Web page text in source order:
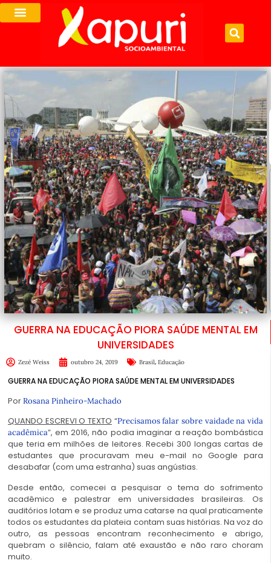
GUERRA NA EDUCAÇÃO PIORA SAÚDE MENTAL EM
UNIVERSIDADES
Zezé Weiss outubro 24, 2019 Brasil, Educação
GUERRA NA EDUCAÇÃO PIORA SAÚDE MENTAL EM UNIVERSIDADES
PorRosana Pinheiro-Machado
QUANDO ESCREVI O TEXTO “Precisamos falar sobre vaidade na vida
acadêmica”, em 2016, não podia imaginar a reação bombástica
que teria em milhões de leitores. Recebi 300 longas cartas de
estudantes que procuravam meu e-mail no Google para
desabafar (com uma estranha) suas angústias.
Desde então, comecei a pesquisar o tema do sofrimento
acadêmico e palestrar em universidades brasileiras. Os
auditórios lotam e se produz uma catarse na qual praticamente
todos os estudantes da plateia contam suas histórias. Na voz do
outro, as pessoas encontram reconhecimento e abrigo,
quebram o silêncio, falam até exaustão e não raro choram
muito.